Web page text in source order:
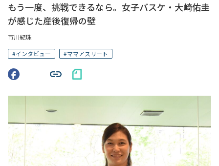
もう一度、挑戦できるなら。女子バスケ・大崎佑圭
が感じた産後復帰の壁
市川紀珠
#インタビュー #ママアスリート